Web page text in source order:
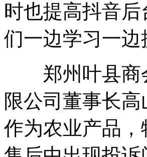
时也提高抖音
们一边学习一
郑州叶县商会
限公司董事长
作为农业产品